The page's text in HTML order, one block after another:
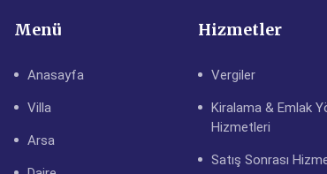
Menü
Anasayfa
Villa
Arsa
Hizmetler
Vergiler
Kiralama & Emlak
Hizmetleri
Satış Sonrası